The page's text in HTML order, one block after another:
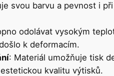
svou barvu a pevnost i
odolávat vysokým
k deformacím.
: Materiál umožňuje tisk
kvalitu výtisků.